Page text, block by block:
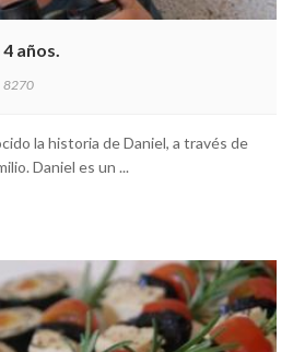
años.
8270
la historia de Daniel, a través de
Daniel es un ...